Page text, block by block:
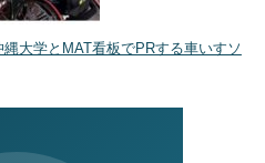
大学とMAT看板でPRする車いすソ